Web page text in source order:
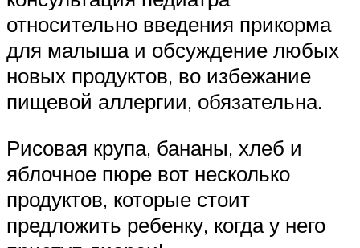
относительно введения прикорма
для малыша и обсуждение любых
новых продуктов, во избежание
пищевой аллергии, обязательна.
Рисовая крупа, бананы, хлеб и
яблочное пюре вот несколько
продуктов, которые стоит
предложить ребенку, когда у него